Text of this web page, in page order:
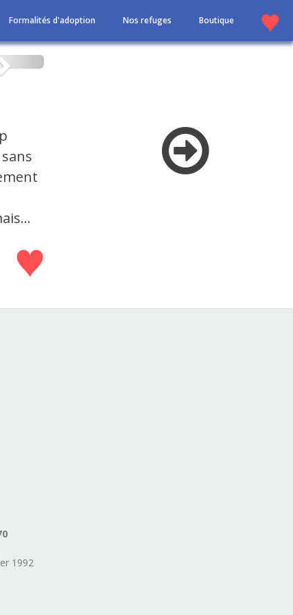
Formalités d'adoption Nos refuges Boutique
Suivant
1992